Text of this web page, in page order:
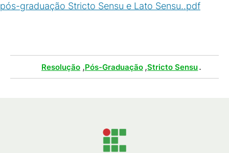
pós-graduação Stricto Sensu e Lato Sensu..pdf
Resolução ,Pós-Graduação ,Stricto Sensu.